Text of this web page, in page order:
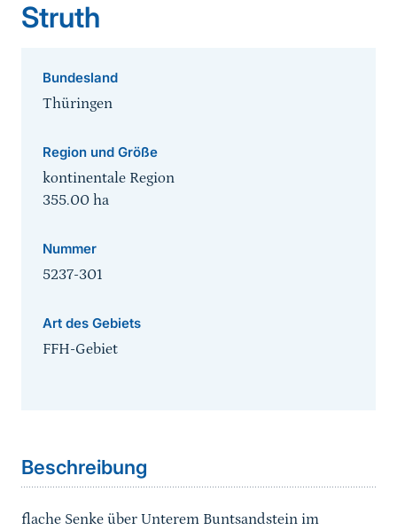
Struth
Bundesland
Thüringen
Region und Größe
kontinentale Region
355.00 ha
Nummer
5237-301
Art des Gebiets
FFH-Gebiet
Beschreibung
flache Senke über Unterem Buntsandstein im